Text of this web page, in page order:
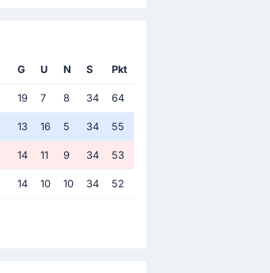
G U N S Pkt
19 7 8 34 64
13 16 5 34 55
14 11 9 34 53
14 10 10 34 52